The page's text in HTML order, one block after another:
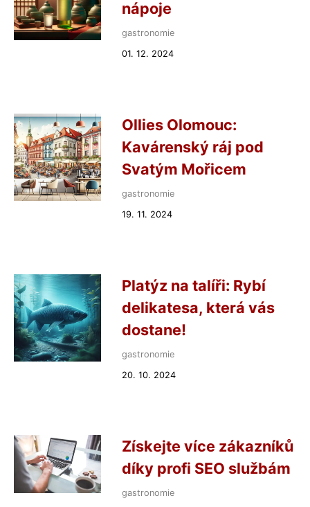
nápoje
gastronomie
01. 12. 2024
Ollies Olomouc:
Kavárenský ráj pod
Svatým Mořicem
gastronomie
19. 11. 2024
Platýz na talíři: Rybí
delikatesa, která vás
dostane!
gastronomie
20. 10. 2024
Získejte více zákazníků
díky profi SEO službám
gastronomie